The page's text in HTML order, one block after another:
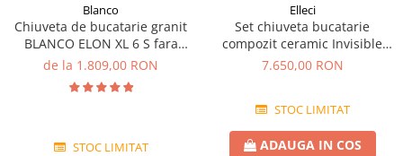
Blanco
Chiuveta de bucatarie granit
BLANCO ELON XL 6 S fara
buton excentric
de la 1.809,00 RON
STOC LIMITAT
Elleci
Set chiuveta bucatarie
compozit ceramic Invisible
Dialogo 360 Workstation Black
7.650,00 RON
STOC LIMITAT
ADAUGA IN COS